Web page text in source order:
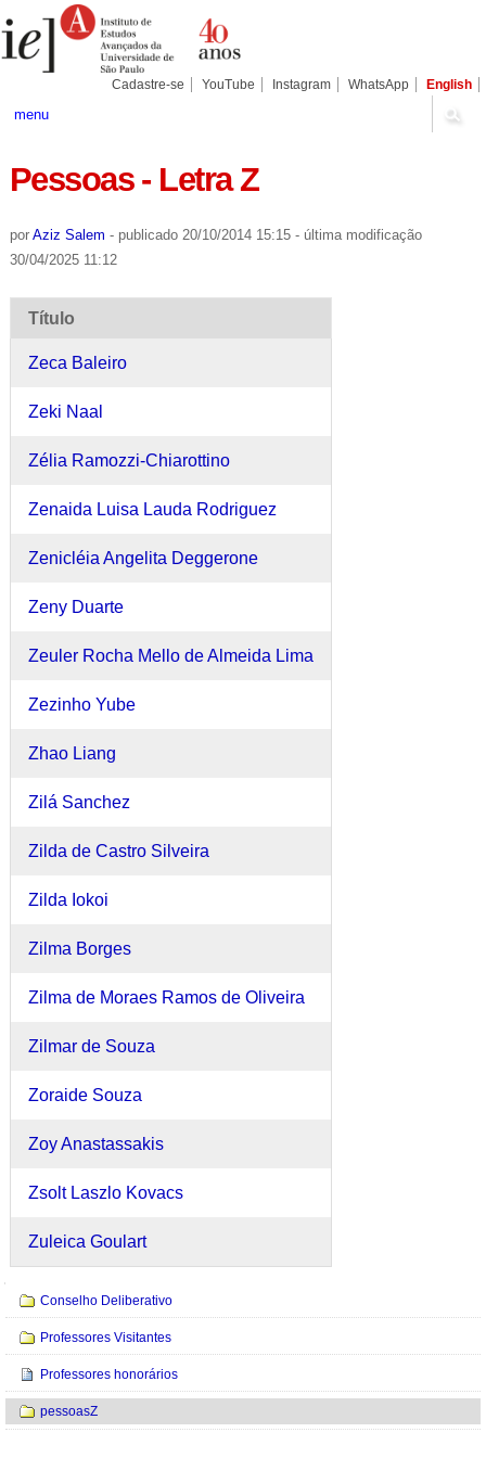
para
conteúdo.
Pessoais
Cadastre-se YouTube Instagram WhatsApp English
menu
Pessoas - Letra Z
por Aziz Salem - publicado20/10/2014 15:15 - última modificação
30/04/2025 11:12
Título
Zeca Baleiro
Zeki Naal
Zélia Ramozzi-Chiarottino
Zenaida Luisa Lauda Rodriguez
Zenicléia Angelita Deggerone
Zeny Duarte
Zeuler Rocha Mello de Almeida Lima
Zezinho Yube
Zhao Liang
Zilá Sanchez
Zilda de Castro Silveira
Zilda Iokoi
Zilma Borges
Zilma de Moraes Ramos de Oliveira
Zilmar de Souza
Zoraide Souza
Zoy Anastassakis
Zsolt Laszlo Kovacs
Zuleica Goulart
Conselho Deliberativo
Professores Visitantes
Professores honorários
pessoasZ